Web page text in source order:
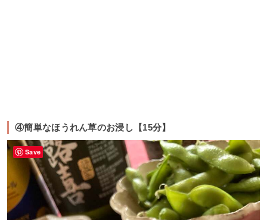
④簡単なほうれん草のお浸し【15分】
Save